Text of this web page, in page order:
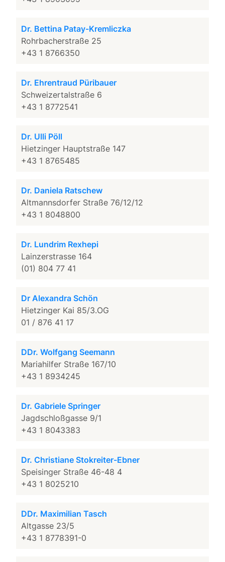
Dr. Bettina Patay-Kremliczka
Rohrbacherstraße 25
+43 1 8766350
Dr. Ehrentraud Püribauer
Schweizertalstraße 6
+43 1 8772541
Dr. Ulli Pöll
Hietzinger Hauptstraße 147
+43 1 8765485
Dr. Daniela Ratschew
Altmannsdorfer Straße 76/12/12
+43 1 8048800
Dr. Lundrim Rexhepi
Lainzerstrasse 164
(01) 804 77 41
Dr Alexandra Schön
Hietzinger Kai 85/3.OG
01 / 876 41 17
DDr. Wolfgang Seemann
Mariahilfer Straße 167/10
+43 1 8934245
Dr. Gabriele Springer
Jagdschloßgasse 9/1
+43 1 8043383
Dr. Christiane Stokreiter-Ebner
Speisinger Straße 46-48 4
+43 1 8025210
DDr. Maximilian Tasch
Altgasse 23/5
+43 1 8778391-0